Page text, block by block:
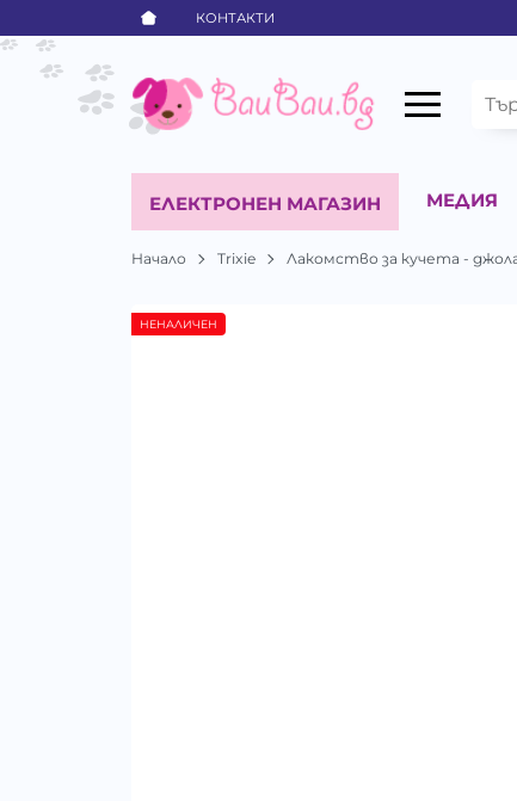
КОНТАКТИ
ЕЛЕКТРОНЕН МАГАЗИН МЕДИЯ
Начало Trixie Лакомство за кучета -
НЕНАЛИЧЕН